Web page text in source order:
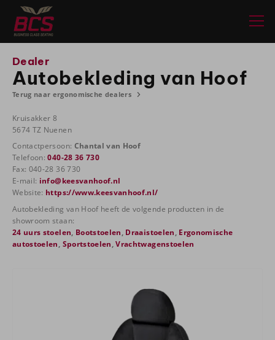
Dealer
Autobekleding van Hoof
Terug naar ergonomische dealers
Kruisakker 8
5674 TZ Nuenen
Contactpersoon: Chantal van Hoof
Telefoon:040-28 36 730
Fax: 040-28 36 730
E-mail: info@keesvanhoof.nl
Website: https://www.keesvanhoof.nl/
Autobekleding van Hoof heeft de volgende producten in de
showroom staan:
24 uurs stoelen Bootstoelen Draaistoelen Ergonomische
autostoelen Sportstoelen ,Vrachtwagenstoelen